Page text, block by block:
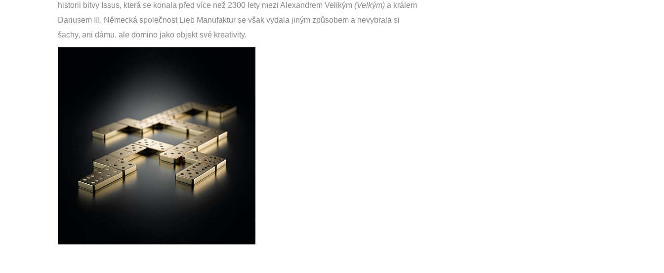
historii bitvy Issus, která se konala před více než 2300 lety mezi Alexandrem Velikým (Velkým) a králem
Dariusem III. Německá společnost Lieb Manufaktur se však vydala jiným způsobem a nevybrala si
šachy, ani dámu, ale domino jako objekt své kreativity.